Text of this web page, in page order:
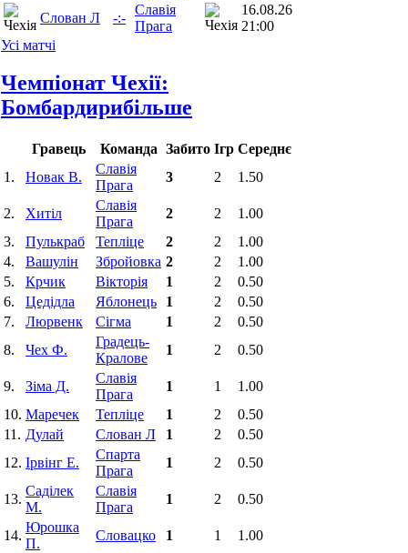
Слован Л
-:-
Славія
Прага
16.08.26
21:00
Усі матчі
Чемпіонат Чехії:
Бомбардирибільше
Гравець Команда Забито Ігр Середнє
1.
Новак В.
Славія
Прага
3 2 1.50
2. Хитіл
Славія
Прага
2 2
1.00
3.
Пулькраб Тепліце 2 2
1.00
4.
Вашулін Збройовка 2 2
1.00
5.
Крчик Вікторія 1 2
0.50
6.
Цедідла Яблонець 1 2
0.50
7.
Люрвенк Сігма 1 2
0.50
8.
Чех Ф.
Градець-
Кралове
1 2 0.50
9. Зіма Д.
Славія
Прага
1 1
1.00
10. Маречек Тепліце 1 2
0.50
11. Дулай Слован Л 1 2
0.50
12. Ірвінг Е.
Спарта
Прага
1 2 0.50
13.
Саділек
М.
Славія
Прага
1 2 0.50
14.
Юрошка
П.
Словацко 1 1
1.00